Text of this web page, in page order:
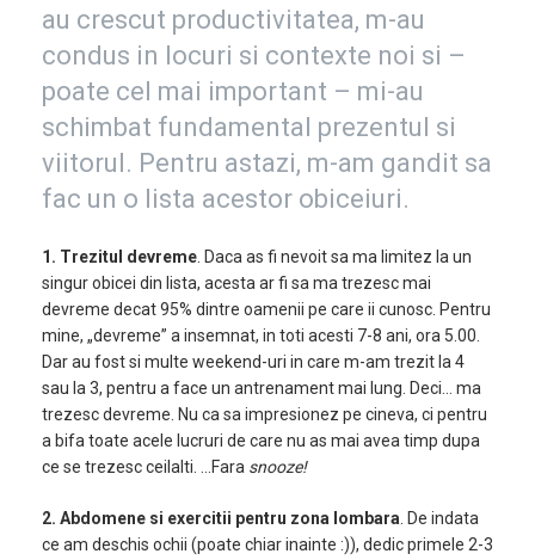
au crescut productivitatea, m-au
condus in locuri si contexte noi si –
poate cel mai important – mi-au
schimbat fundamental prezentul si
viitorul. Pentru astazi, m-am gandit sa
fac un o lista acestor obiceiuri.
1. Trezitul devreme . Daca as fi nevoit sa ma limitez la un
singur obicei din lista, acesta ar fi sa ma trezesc mai
devreme decat 95% dintre oamenii pe care ii cunosc. Pentru
mine, „devreme” a insemnat, in toti acesti 7-8 ani, ora 5.00.
Dar au fost si multe weekend-uri in care m-am trezit la 4
sau la 3, pentru a face un antrenament mai lung. Deci… ma
trezesc devreme. Nu ca sa impresionez pe cineva, ci pentru
a bifa toate acele lucruri de care nu as mai avea timp dupa
ce se trezesc ceilalti. …Fara snooze!
2. Abdomene si exercitii pentru zona lombara . De indata
ce am deschis ochii (poate chiar inainte :)), dedic primele 2-3